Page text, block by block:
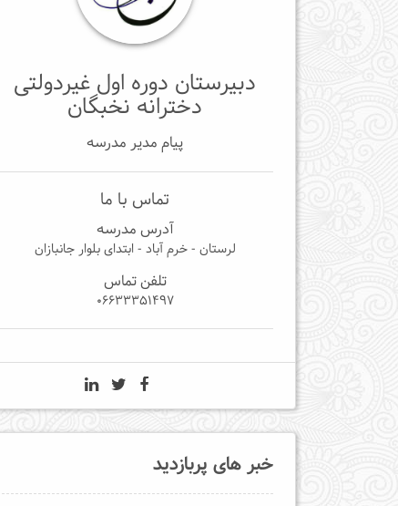
دبیرستان دوره اول غیردولتی
دخترانه نخبگان
پیام مدیر مدرسه
تماس با ما
آدرس مدرسه
لرستان - خرم آباد - ابتدای بلوار جانبازان
تلفن تماس
06633351497
خبر های پربازدید